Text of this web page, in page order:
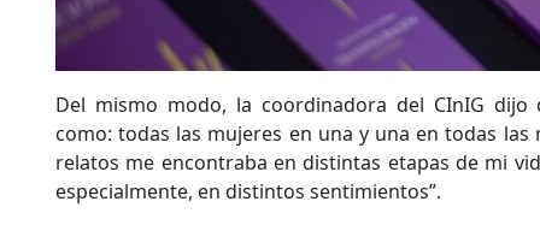
Del mismo modo, la coordinadora del CInIG
como: todas las mujeres en una y una en todas
relatos me encontraba en distintas etapas de mi
especialmente, en distintos sentimientos”.